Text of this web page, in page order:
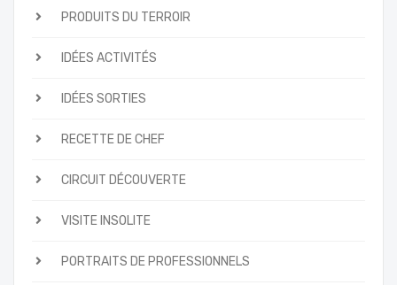
PRODUITS DU TERROIR
IDÉES ACTIVITÉS
IDÉES SORTIES
RECETTE DE CHEF
CIRCUIT DÉCOUVERTE
VISITE INSOLITE
PORTRAITS DE PROFESSIONNELS